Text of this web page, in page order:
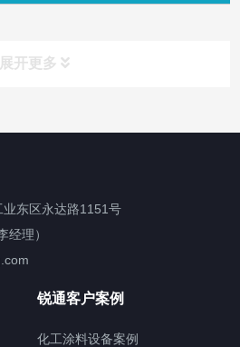
展开更多
东区永达路1151号
经理）
锐通客户案例
化工涂料设备案例